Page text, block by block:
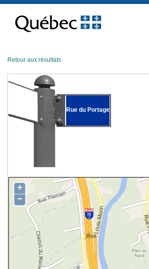
contenu
Retour aux résultats
Rue du Portage
+
−